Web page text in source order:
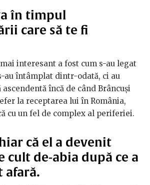
în timpul
care să te fi
interesant a fost cum s-au legat
au întâmplat dintr-odată, ci au
încă de când Brâncuși
la receptarea lui în România,
cu un fel de complex al periferiei.
că el a devenit
cult de-abia după ce a
afară.